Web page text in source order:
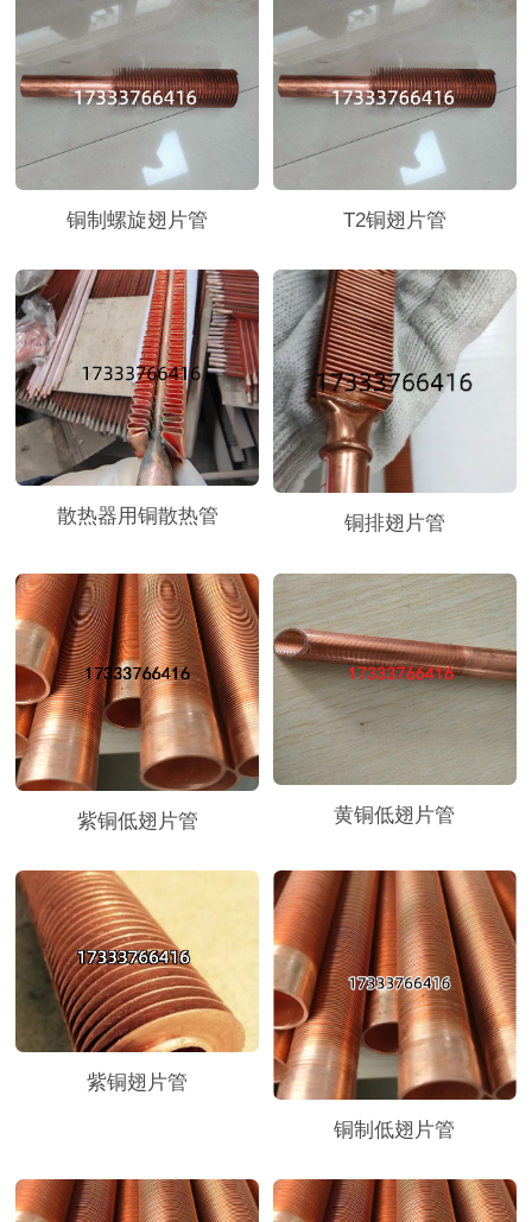
铜制螺旋翅片管 T2铜翅片管
散热器用铜散热管 铜排翅片管
紫铜低翅片管 黄铜低翅片管
紫铜翅片管
铜制低翅片管